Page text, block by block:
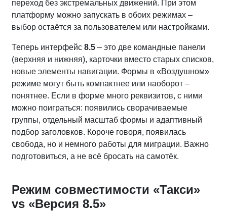
переход без экстремальных движений. При этом
платформу можно запускать в обоих режимах –
выбор остаётся за пользователем или настройками.
Теперь интерфейс 8.5 – это две командные панели
(верхняя и нижняя), карточки вместо старых списков,
новые элементы навигации. Формы в «Воздушном»
режиме могут быть компактнее или наоборот –
понятнее. Если в форме много реквизитов, с ними
можно поиграться: появились сворачиваемые
группы, отдельный масштаб формы и адаптивный
подбор заголовков. Короче говоря, появилась
свобода, но и немного работы для миграции. Важно
подготовиться, а не всё бросать на самотёк.
Режим совместимости «Такси»
vs «Версия 8.5»